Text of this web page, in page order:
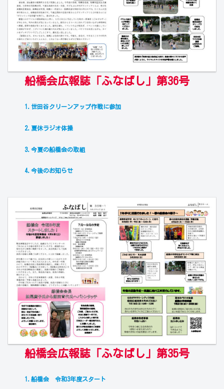
船橋会広報誌「ふなばし」第36号
1.世田谷クリーンアップ作戦に参加
2.夏休ラジオ体操
3.今夏の船橋会の取組
4.今後のお知らせ
船橋会広報誌「ふなばし」第35号
1.船橋会 令和3年度スタート